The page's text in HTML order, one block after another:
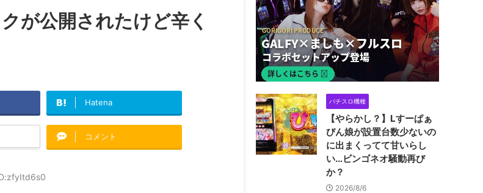
が公開されたけど辛く
Hatena
コメント
パチスロ機種
【やらかし？】Lすーぱぁ
びん娘が設置台数少ないの
に出まくってて甘いらし
い…ビンゴネオ騒動再び
か？
2026/8/6